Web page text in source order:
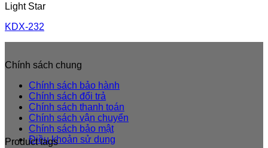
Light Star
KDX-232
Chính sách chung
Chính sách bảo hành
Chính sách đổi trả
Chính sách thanh toán
Chính sách vận chuyển
Chính sách bảo mật
Điều khoản sử dung
Product tags